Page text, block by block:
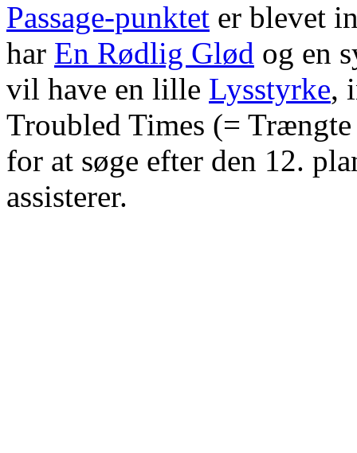
Passage-punktet er blevet
har En Rødlig Glød og en
vil have en lille Lysstyrke,
Troubled Times (=
for at søge efter den 12.
assisterer.